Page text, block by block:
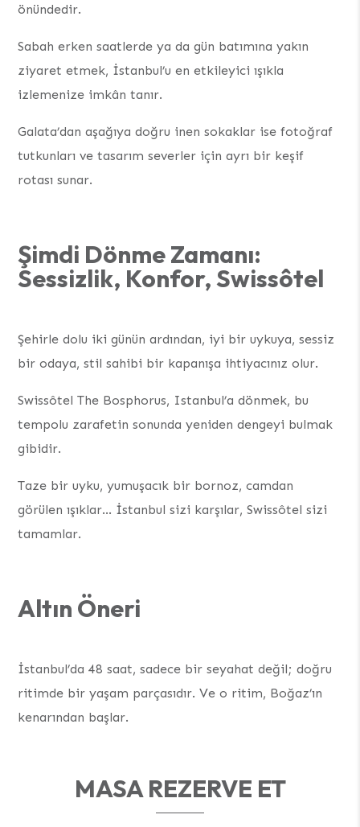
önündedir.
Sabah erken saatlerde ya da gün batımına yakın
ziyaret etmek, İstanbul’u en etkileyici ışıkla
izlemenize imkân tanır.
Galata’dan aşağıya doğru inen sokaklar ise fotoğraf
tutkunları ve tasarım severler için ayrı bir keşif
rotası sunar.
Şimdi Dönme Zamanı:
Sessizlik, Konfor, Swissôtel
Şehirle dolu iki günün ardından, iyi bir uykuya, sessiz
bir odaya, stil sahibi bir kapanışa ihtiyacınız olur.
Swissôtel The Bosphorus, Istanbul’a dönmek, bu
tempolu zarafetin sonunda yeniden dengeyi bulmak
gibidir.
Taze bir uyku, yumuşacık bir bornoz, camdan
görülen ışıklar… İstanbul sizi karşılar, Swissôtel sizi
tamamlar.
Altın Öneri
İstanbul’da 48 saat, sadece bir seyahat değil; doğru
ritimde bir yaşam parçasıdır. Ve o ritim, Boğaz’ın
kenarından başlar.
MASA REZERVE ET